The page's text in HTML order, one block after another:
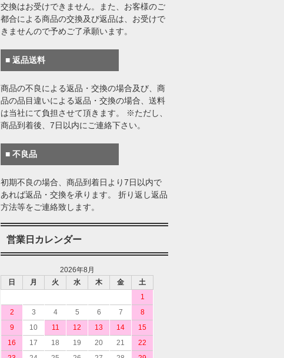
交換はお受けできません。また、お客様のご
都合による商品の交換及び返品は、お受けで
きませんので予めご了承願います。
■ 返品送料
商品の不良による返品・交換の場合及び、商
品の品目違いによる返品・交換の場合、送料
は当社にて負担させて頂きます。 ※ただし、
商品到着後、7日以内にご連絡下さい。
■ 不良品
初期不良の場合、商品到着日より7日以内で
あれば返品・交換を承ります。 折り返し返品
方法等をご連絡致します。
営業日カレンダー
2026年8月
日
月 火 水 木 金
土
1
2
3 4 5 6 7
8
9
10 11 12 13 14
15
16
17 18 19 20 21
22